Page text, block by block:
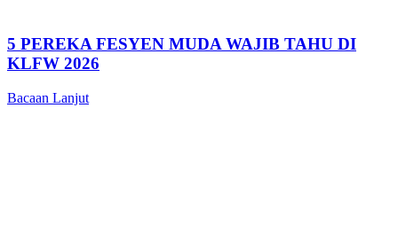
5 PEREKA FESYEN MUDA WAJIB TAHU DI
KLFW 2026
Bacaan Lanjut